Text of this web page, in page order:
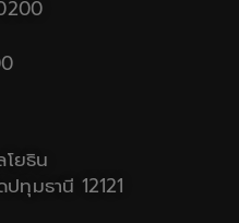
ยธิน
ทุมธานี 12121